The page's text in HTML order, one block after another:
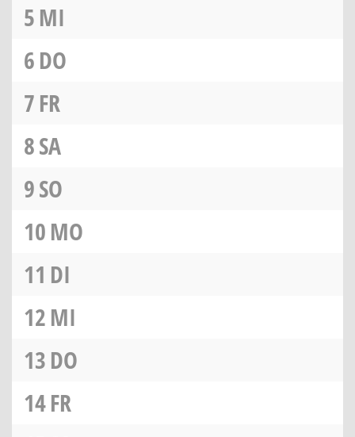
5MI
6DO
7FR
8SA
9SO
10MO
11 DI
12MI
13DO
14FR